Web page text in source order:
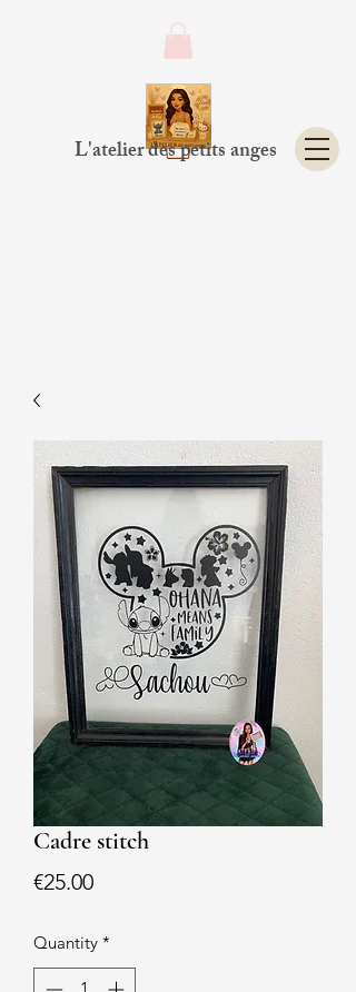
L'atelier des petits anges
Cadre stitch
€25.00Price
Quantity *